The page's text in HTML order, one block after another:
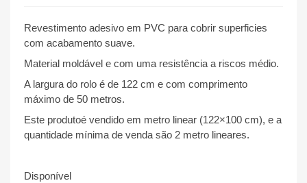
Revestimento adesivo em PVC para cobrir superficies
com acabamento suave.
Material moldável e com uma resistência a riscos médio.
A largura do rolo é de 122 cm e com comprimento
máximo de 50 metros.
Este produtoé vendido em metro linear (122×100 cm), e a
quantidade mínima de venda são 2 metro lineares.
Disponível